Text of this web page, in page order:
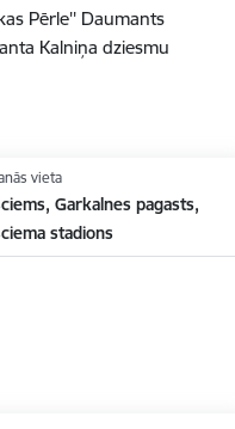
Pērle'' Daumants
Kalniņa dziesmu
vieta
Garkalnes pagasts,
stadions